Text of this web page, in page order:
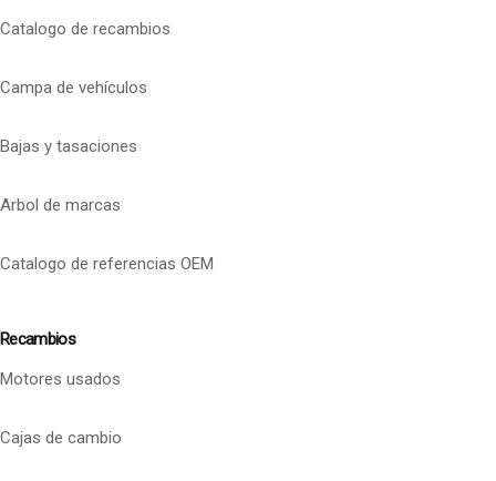
Catalogo de recambios
Campa de vehículos
Bajas y tasaciones
Arbol de marcas
Catalogo de referencias OEM
Recambios
Motores usados
Cajas de cambio